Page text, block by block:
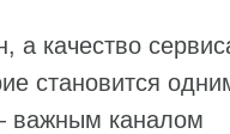
а качество
становится
важным каналом